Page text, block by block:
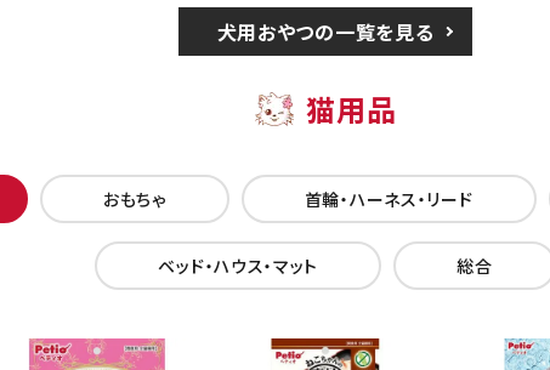
犬用おやつの一覧を見る
猫用品
おもちゃ 首輪・ハーネス・リード
ベッド・ハウス・マット 総合